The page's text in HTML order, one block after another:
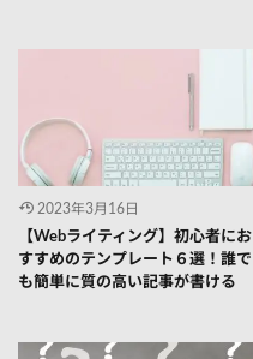
2023年3月16日
【Webライティング】初心者にお
すすめのテンプレート６選！誰で
も簡単に質の高い記事が書ける